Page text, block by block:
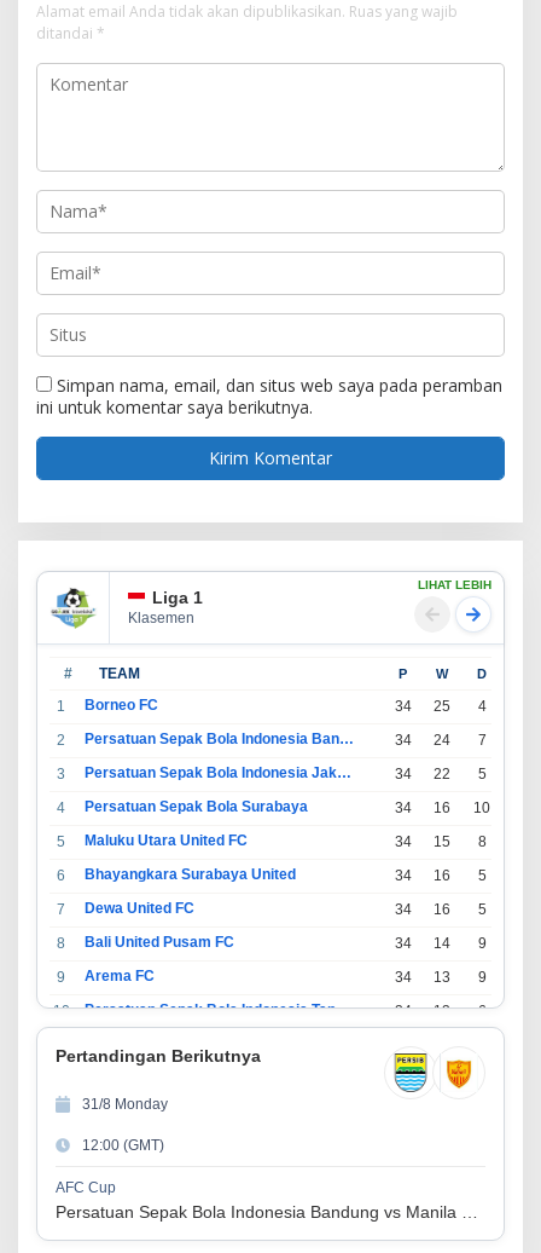
Alamat email Anda tidak akan dipublikasikan. Ruas yang wajib
ditandai *
Simpan nama, email, dan situs web saya pada peramban
ini untuk komentar saya berikutnya.
Liga 1
Klasemen
LIHAT LEBIH
# TEAM P W D
1 Borneo FC 34 25 4
2
Persatuan Sepak Bola Indonesia Bandung 34 24 7
3
Persatuan Sepak Bola Indonesia Jakarta 34 22 5
4
Persatuan Sepak Bola Surabaya 34 16 10
5
Maluku Utara United FC 34 15 8
6
Bhayangkara Surabaya United 34 16 5
7
Dewa United FC 34 16 5
8
Bali United Pusam FC 34 14 9
9
Arema FC 34 13 9
10
Persatuan Sepak Bola Indonesia Tangerang 34 13 6
34 11
13
14
Madura United FC
15
Persatuan Sepakbola Makassar
16
Persis Solo 34 8 10
Pertandingan Berikutnya
31/8 Monday
12:00 (GMT)
AFC Cup
Persatuan Sepak Bola Indonesia Bandung vs Manila Digger FC